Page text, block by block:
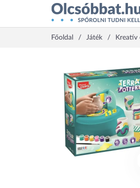
Főoldal Játék Kreatív